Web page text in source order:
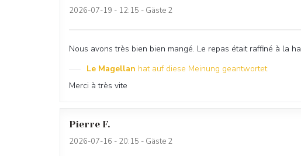
2026-07-19 - 12:15 - Gäste 2
Nous avons très bien bien mangé. Le repas était raffiné à la
Le Magellan hat auf diese Meinung geantwortet
Merci à très vite
Pierre F
2026-07-16 - 20:15 - Gäste 2